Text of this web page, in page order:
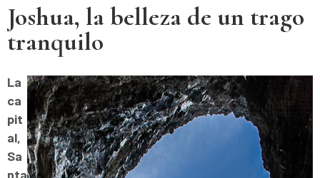
Joshua, la belleza de un trago
tranquilo
La
ca
pit
al,
Sa
nta